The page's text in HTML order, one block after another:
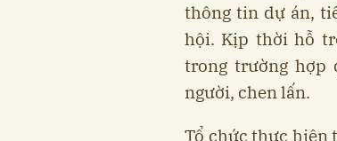
thông tin dự án,
hội. Kịp thời hỗ
trong trường hợp
người, chen lấn.
Tổ chức thực hiện